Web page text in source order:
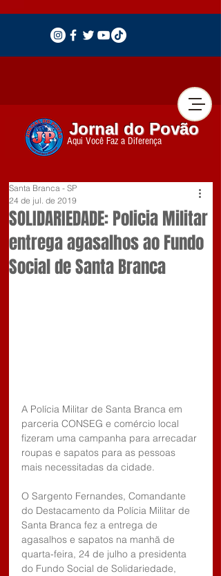
Jornal do Povão
Aqui Você Faz a Diferença
SOLIDARIEDADE: Policia Militar
entrega agasalhos ao Fundo
Social de Santa Branca
Santa Branca - SP
24 de jul. de 2019
A Polícia Militar de Santa Branca em
parceria CONSEG e comércio local
fizeram uma campanha para arrecadar
roupas e sapatos para as pessoas
mais necessitadas da cidade.
O Sargento Fernandes, Comandante
do Destacamento da Polícia Militar de
Santa Branca fez a entrega de
agasalhos e sapatos na manhã de
quarta-feira, 24 de julho a presidenta
do Fundo Social de Solidariedade,